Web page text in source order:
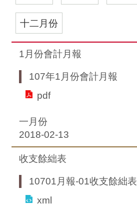
十二月份
1月份會計月報
107年1月份會計月報
pdf
一月份
2018-02-13
收支餘絀表
10701月報-01收支餘絀表
xml